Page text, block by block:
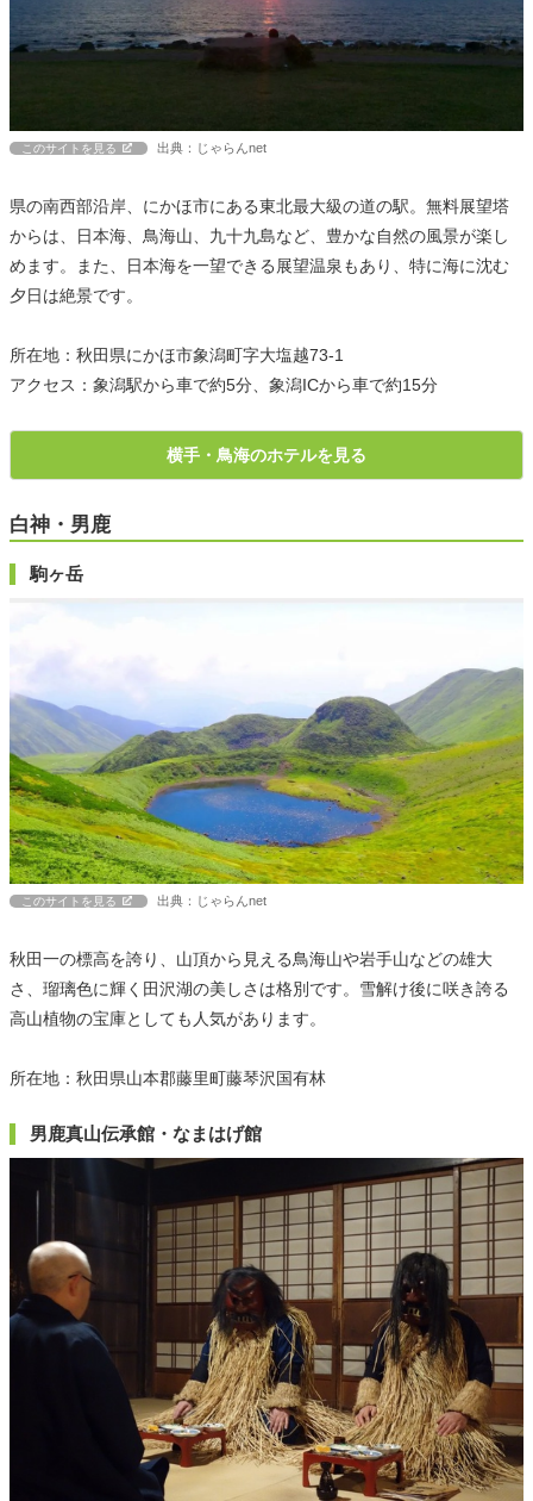
このサイトを見る 出典：じゃらんnet
県の南西部沿岸、にかほ市にある東北最大級の道の駅。無料展望塔
からは、日本海、鳥海山、九十九島など、豊かな自然の風景が楽し
めます。また、日本海を一望できる展望温泉もあり、特に海に沈む
夕日は絶景です。
所在地：秋田県にかほ市象潟町字大塩越73-1
アクセス：象潟駅から車で約5分、象潟ICから車で約15分
横手・鳥海のホテルを見る
白神・男鹿
駒ヶ岳
このサイトを見る 出典：じゃらんnet
秋田一の標高を誇り、山頂から見える鳥海山や岩手山などの雄大
さ、瑠璃色に輝く田沢湖の美しさは格別です。雪解け後に咲き誇る
高山植物の宝庫としても人気があります。
所在地：秋田県山本郡藤里町藤琴沢国有林
男鹿真山伝承館・なまはげ館